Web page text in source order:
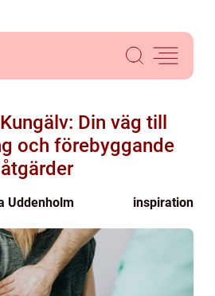
Din väg till
och förebyggande
åtgärder
Uddenholm inspiration